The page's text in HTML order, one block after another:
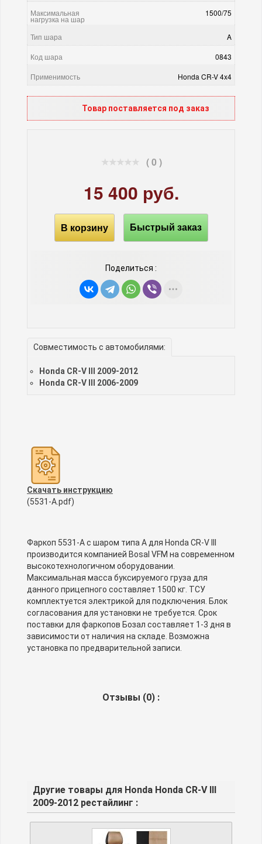
Максимальная
нагрузка на шар
1500/75
Тип шара
A
Код шара
0843
Применимость
Honda CR-V 4x4
Товар поставляется под заказ
( 0 )
15 400 руб.
В корзину Быстрый заказ
Поделиться :
Совместимость с автомобилями:
Honda CR-V III 2009-2012
Honda CR-V III 2006-2009
Скачать инструкцию
(5531-A.pdf)
Фаркоп 5531-A с шаром типа A для Honda CR-V III
производится компанией Bosal VFM на современном
высокотехнологичном оборудовании.
Максимальная масса буксируемого груза для
данного прицепного составляет 1500 кг. ТСУ
комплектуется электрикой для подключения. Блок
согласования для установки не требуется. Срок
поставки для фаркопов Бозал составляет 1-3 дня в
зависимости от наличия на складе. Возможна
установка по предварительной записи.
Отзывы (0) :
Другие товары для Honda Honda CR-V III
2009-2012 рестайлинг :